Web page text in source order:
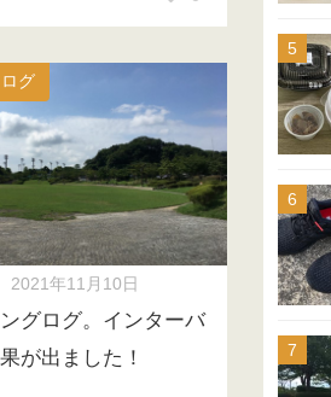
グ
2021年11月10日
グログ。インターバ
が出ました！